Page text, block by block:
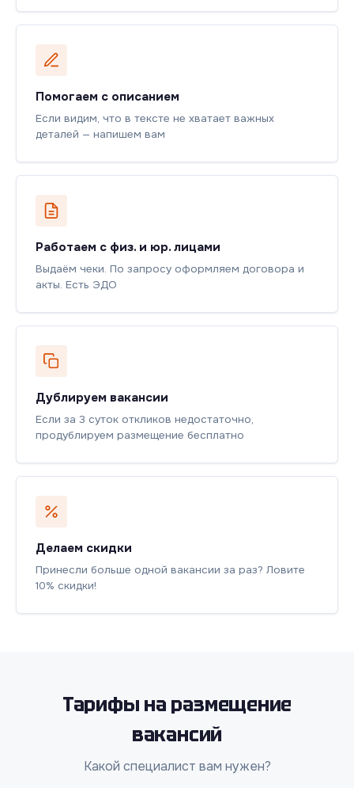
Помогаем с описанием
Если видим, что в тексте не хватает важных
деталей — напишем вам
Работаем с физ. и юр. лицами
Выдаём чеки. По запросу оформляем договора и
акты. Есть ЭДО
Дублируем вакансии
Если за 3 суток откликов недостаточно,
продублируем размещение бесплатно
Делаем скидки
Принесли больше одной вакансии за раз? Ловите
10% скидки!
Тарифы на размещение
вакансий
Какой специалист вам нужен?